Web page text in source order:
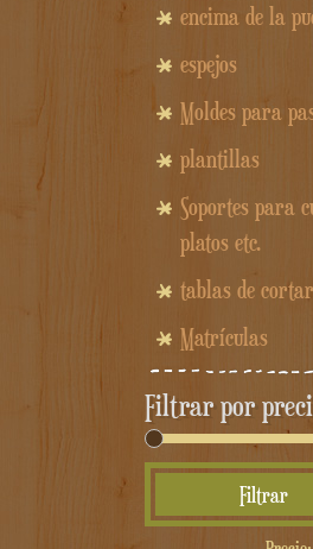
encima de la
espejos
Moldes para
plantillas
Soportes para
platos etc.
tablas de cortar
Matrículas
Filtrar por
Filtrar